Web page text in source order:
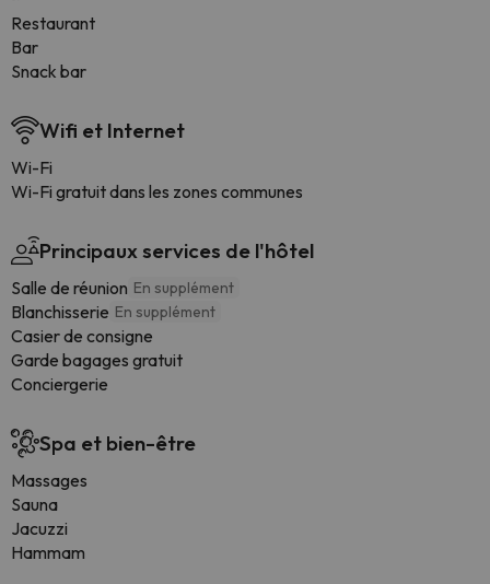
Restaurant
Bar
Snack bar
Wifi et Internet
Wi-Fi
Wi-Fi gratuit dans les zones communes
Principaux services de l'hôtel
Salle de réunion En supplément
Blanchisserie En supplément
Casier de consigne
Garde bagages gratuit
Conciergerie
Spa et bien-être
Massages
Sauna
Jacuzzi
Hammam